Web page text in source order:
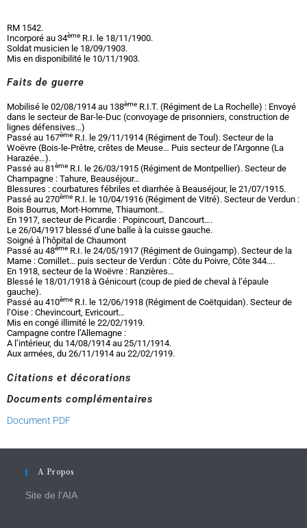
RM 1542.
Incorporé au 34ème R.I. le 18/11/1900.
Soldat musicien le 18/09/1903.
Mis en disponibilité le 10/11/1903.
Faits de guerre
Mobilisé le 02/08/1914 au 138ème R.I.T. (Régiment de La Rochelle) : Envoyé
dans le secteur de Bar-le-Duc (convoyage de prisonniers, construction de
lignes défensives…)
Passé au 167ème R.I. le 29/11/1914 (Régiment de Toul). Secteur de la
Woëvre (Bois-le-Prêtre, crêtes de Meuse… Puis secteur de l’Argonne (La
Harazée…).
Passé au 81ème R.I. le 26/03/1915 (Régiment de Montpellier). Secteur de
Champagne : Tahure, Beauséjour…
Blessures : courbatures fébriles et diarrhée à Beauséjour, le 21/07/1915.
Passé au 270ème R.I. le 10/04/1916 (Régiment de Vitré). Secteur de Verdun :
Bois Bourrus, Mort-Homme, Thiaumont…
En 1917, secteur de Picardie : Popincourt, Dancourt….
Le 26/04/1917 blessé d’une balle à la cuisse gauche.
Soigné à l’hôpital de Chaumont
Passé au 48ème R.I. le 24/05/1917 (Régiment de Guingamp). Secteur de la
Marne : Cornillet… puis secteur de Verdun : Côte du Poivre, Côte 344….
En 1918, secteur de la Woëvre : Ranzières…
Blessé le 18/01/1918 à Génicourt (coup de pied de cheval à l’épaule
gauche).
Passé au 410ème R.I. le 12/06/1918 (Régiment de Coëtquidan). Secteur de
l’Oise : Chevincourt, Evricourt…
Mis en congé illimité le 22/02/1919.
Campagne contre l’Allemagne :
A l’intérieur, du 14/08/1914 au 25/11/1914.
Aux armées, du 26/11/1914 au 22/02/1919.
Citations et décorations
Documents complémentaires
Document PDF
A Propos
Site de l'AIA